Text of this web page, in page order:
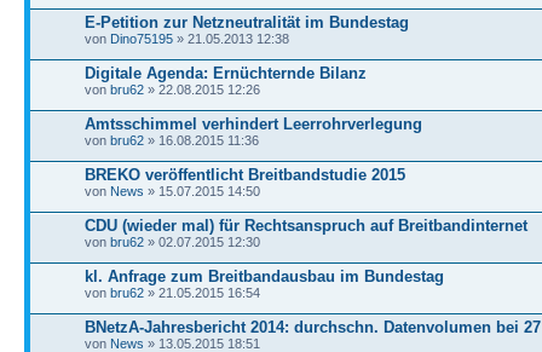
E-Petition zur Netzneutralität im Bundestag
von Dino75195 » 21.05.2013 12:38
Digitale Agenda: Ernüchternde Bilanz
von bru62 » 22.08.2015 12:26
Amtsschimmel verhindert Leerrohrverlegung
von bru62 » 16.08.2015 11:36
BREKO veröffentlicht Breitbandstudie 2015
von News » 15.07.2015 14:50
CDU (wieder mal) für Rechtsanspruch auf Breitbandinternet
von bru62 » 02.07.2015 12:30
kl. Anfrage zum Breitbandausbau im Bundestag
von bru62 » 21.05.2015 16:54
BNetzA-Jahresbericht 2014: durchschn. Datenvolumen bei
von News » 13.05.2015 18:51